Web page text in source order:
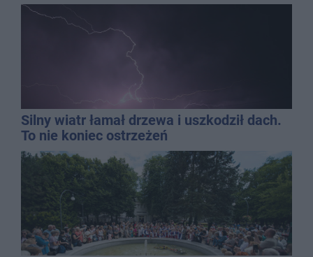
Silny wiatr łamał drzewa i uszkodził dach.
To nie koniec ostrzeżeń